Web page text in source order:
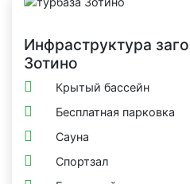
Инфраструктура
Зотино
Крытый бассейн
Бесплатная парковка
Сауна
Спортзал